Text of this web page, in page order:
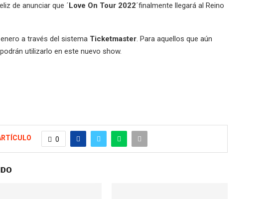
de anunciar que ´Love On Tour 2022´finalmente llegará al Reino
a través del sistema Ticketmaster. Para aquellos que aún
utilizarlo en este nuevo show.
0